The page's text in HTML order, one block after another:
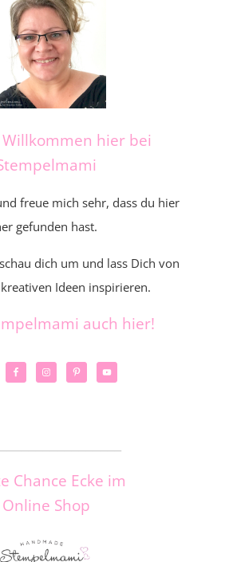
hier bei
freue mich sehr, dass du hier
gefunden hast.
dich um und lass Dich von
Ideen inspirieren.
auch hier!
Chance Ecke im
Online Shop